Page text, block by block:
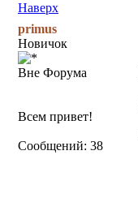
Наверх
primus
Новичок
Вне Форума
Всем привет!
Сообщений: 38